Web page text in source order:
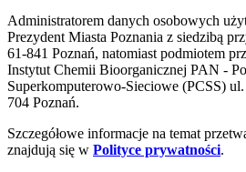
Administratorem danych osobowych
Prezydent Miasta Poznania z siedzibą
61-841 Poznań, natomiast podmiotem
Instytut Chemii Bioorganicznej PAN -
Superkomputerowo-Sieciowe (PCSS)
704 Poznań.
Szczegółowe informacje na temat
znajdują się w Polityce prywatności.